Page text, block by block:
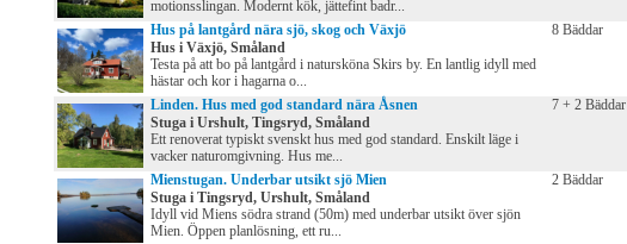
motionsslingan. Modernt kök, jättefint badr...
Hus på lantgård nära sjö, skog och Växjö
Hus i Växjö, Småland
Testa på att bo på lantgård i natursköna Skirs by. En lantlig idyll med
hästar och kor i hagarna o...
8 Bäddar
Linden. Hus med god standard nära Åsnen
Stuga i Urshult, Tingsryd, Småland
Ett renoverat typiskt svenskt hus med god standard. Enskilt läge i
vacker naturomgivning. Hus me...
7 + 2 Bäddar
Mienstugan. Underbar utsikt sjö Mien
Stuga i Tingsryd, Urshult, Småland
Idyll vid Miens södra strand (50m) med underbar utsikt över sjön
Mien. Öppen planlösning, ett ru...
2 Bäddar